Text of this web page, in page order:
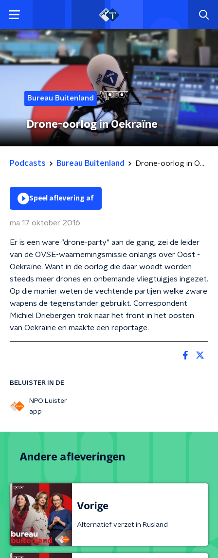
Bureau Buitenland
Drone-oorlog in Oekraïne
Podcasts Bureau Buitenland Drone-oorlog in Oekraïne
BELUISTER IN DE
NPO Luister
app
Speel aflevering af
ma 17 oktober 2016
Er is een ware "drone-party" aan de gang, zei de leider
van de OVSE-waarnemingsmissie onlangs over Oost -
Oekraïne. Want in de oorlog die daar woedt worden
steeds meer drones en onbemande vliegtuigjes ingezet.
Op die manier weten de vechtende partijen welke zware
wapens de tegenstander gebruikt. Correspondent
Michiel Driebergen trok naar het front in het oosten
van Oekraïne en maakte een reportage.
Andere afleveringen
Vorige
Alternatief verzet in Rusland